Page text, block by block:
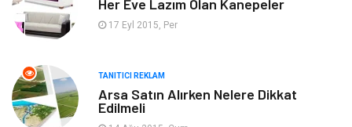
Giyim
Makine
Organizasyon Turizm
Her Eve Lazım Olan Kanepeler
17 Eyl 2015, Per
TANITICI REKLAM
Arsa Satın Alırken Nelere Dikkat
Edilmeli